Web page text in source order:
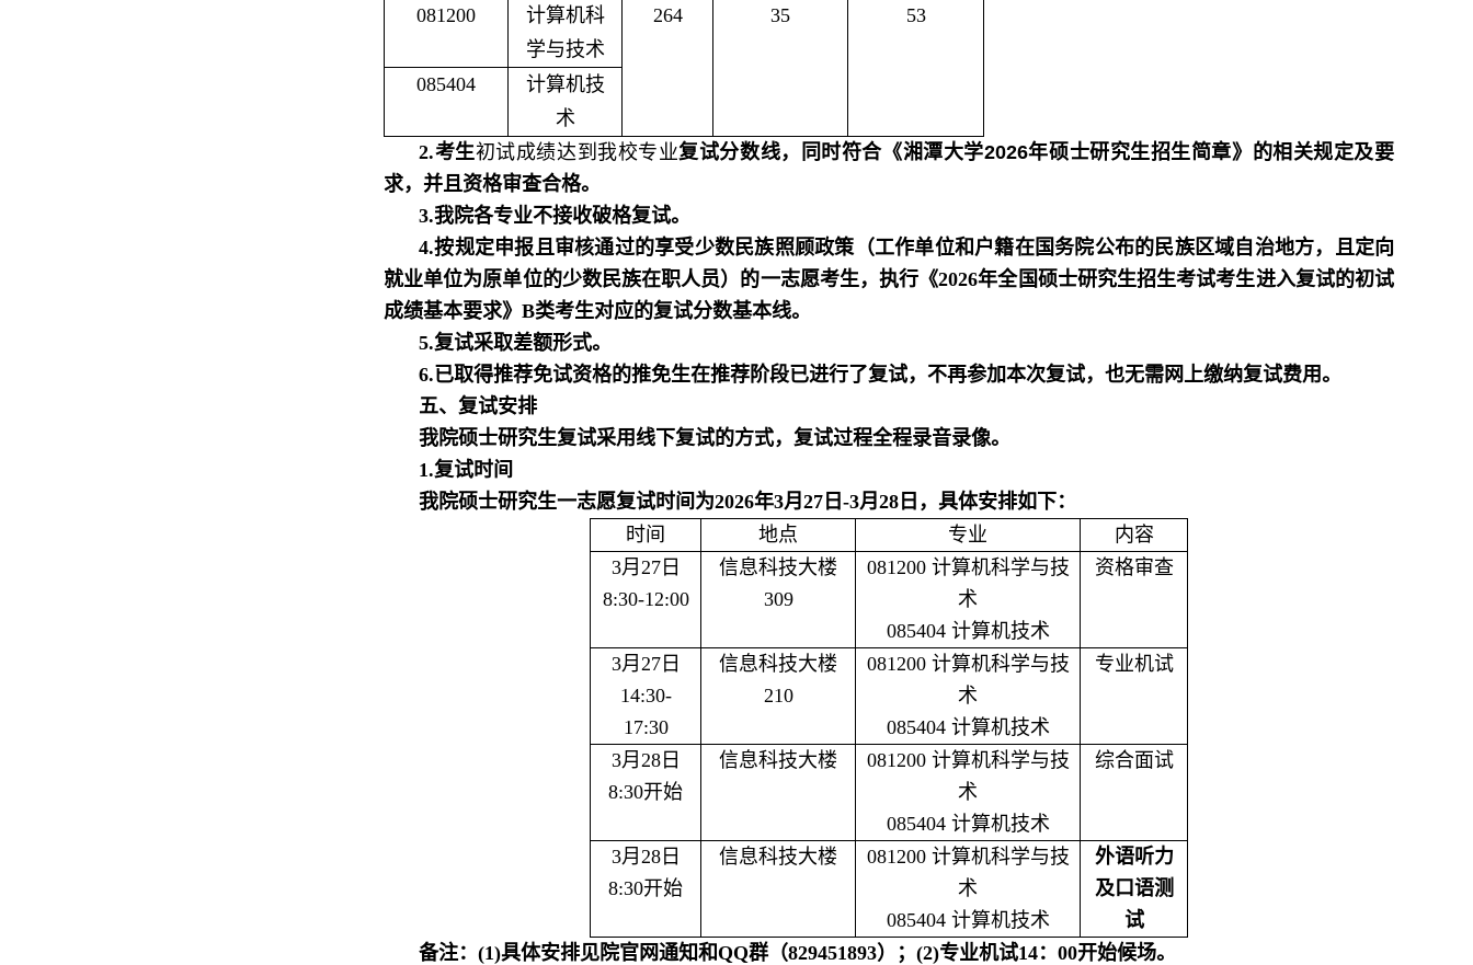
081200
计算机科
学与技术
264 35 53
085404
计算机技
术
2.考生初试成绩达到我校专业复试分数线，同时符合《湘潭大学2026年硕士研究生招生简章》的相关规定及要
求，并且资格审查合格。
3.我院各专业不接收破格复试。
4.按规定申报且审核通过的享受少数民族照顾政策（工作单位和户籍在国务院公布的民族区域自治地方，且定向
就业单位为原单位的少数民族在职人员）的一志愿考生，执行《2026年全国硕士研究生招生考试考生进入复试的初试
成绩基本要求》B类考生对应的复试分数基本线。
5.复试采取差额形式。
6.已取得推荐免试资格的推免生在推荐阶段已进行了复试，不再参加本次复试，也无需网上缴纳复试费用。
五、复试安排
我院硕士研究生复试采用线下复试的方式，复试过程全程录音录像。
1.复试时间
我院硕士研究生一志愿复试时间为2026年3月27日-3月28日，具体安排如下：
时间
地点 专业
内容
3月 27日
8:30-12:00
信息科技大楼
309
081200 计算机科学与技
术
085404 计算机技术
资格审查
3月 27日
14:30-
17:30
信息科技大楼
210
081200 计算机科学与技
术
085404 计算机技术
专业机试
3月 28日
8:30开始
信息科技大楼
081200 计算机科学与技
术
085404 计算机技术
综合面试
3月 28日
8:30开始
信息科技大楼
081200 计算机科学与技
术
085404 计算机技术
外语听力
及口语测
试
备注：(1)具体安排见院官网通知和QQ群（829451893）；(2)专业机试14：00开始候场。